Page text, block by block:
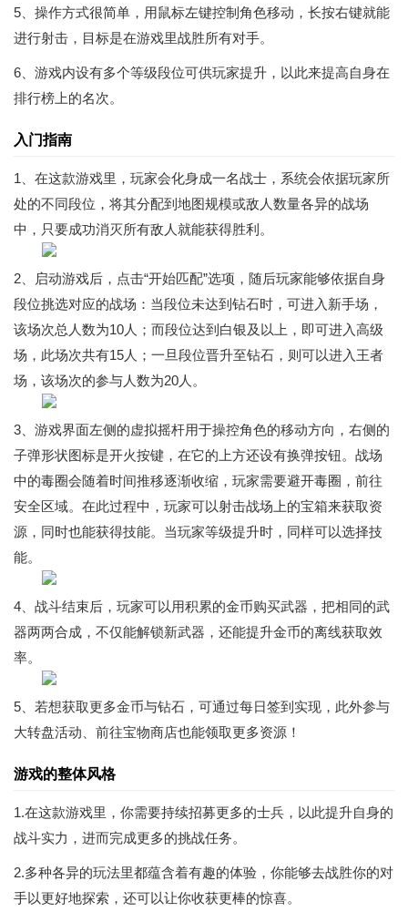
5、操作方式很简单，用鼠标左键控制角色移动，长按右键就能
进行射击，目标是在游戏里战胜所有对手。
6、游戏内设有多个等级段位可供玩家提升，以此来提高自身在
排行榜上的名次。
入门指南
1、在这款游戏里，玩家会化身成一名战士，系统会依据玩家所
处的不同段位，将其分配到地图规模或敌人数量各异的战场
中，只要成功消灭所有敌人就能获得胜利。
2、启动游戏后，点击“开始匹配”选项，随后玩家能够依据自身
段位挑选对应的战场：当段位未达到钻石时，可进入新手场，
该场次总人数为10人；而段位达到白银及以上，即可进入高级
场，此场次共有15人；一旦段位晋升至钻石，则可以进入王者
场，该场次的参与人数为20人。
3、游戏界面左侧的虚拟摇杆用于操控角色的移动方向，右侧的
子弹形状图标是开火按键，在它的上方还设有换弹按钮。战场
中的毒圈会随着时间推移逐渐收缩，玩家需要避开毒圈，前往
安全区域。在此过程中，玩家可以射击战场上的宝箱来获取资
源，同时也能获得技能。当玩家等级提升时，同样可以选择技
能。
4、战斗结束后，玩家可以用积累的金币购买武器，把相同的武
器两两合成，不仅能解锁新武器，还能提升金币的离线获取效
率。
5、若想获取更多金币与钻石，可通过每日签到实现，此外参与
大转盘活动、前往宝物商店也能领取更多资源！
游戏的整体风格
1.在这款游戏里，你需要持续招募更多的士兵，以此提升自身的
战斗实力，进而完成更多的挑战任务。
2.多种各异的玩法里都蕴含着有趣的体验，你能够去战胜你的对
手以更好地探索，还可以让你收获更棒的惊喜。